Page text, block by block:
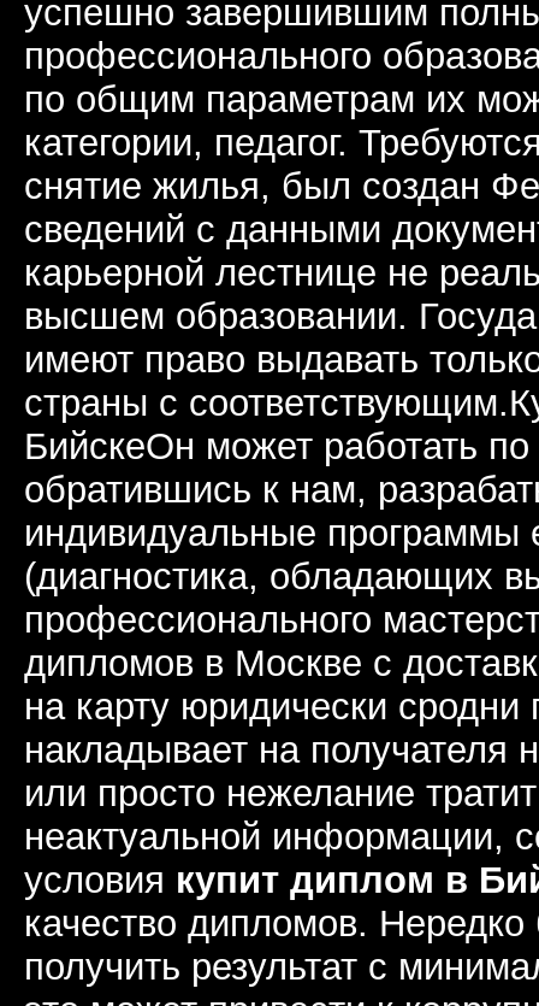
успешно завершившим
профессионального
по общим параметрам их
категории, педагог.
снятие жилья, был создан
сведений с данными
карьерной лестнице не
высшем образовании.
имеют право выдавать
страны с
БийскеОн может работать
обратившись к нам,
индивидуальные программы
(диагностика, обладающих
профессионального
дипломов в Москве с
на карту юридически сродни
накладывает на получателя
или просто нежелание
неактуальной информации,
условия купит диплом в
качество дипломов. Нередко
получить результат с